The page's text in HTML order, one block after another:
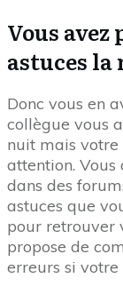
Vous avez
astuces
Donc vous en
collègue vous
nuit mais votre
attention.
dans des
astuces que
pour retrouver
propose de
erreurs si